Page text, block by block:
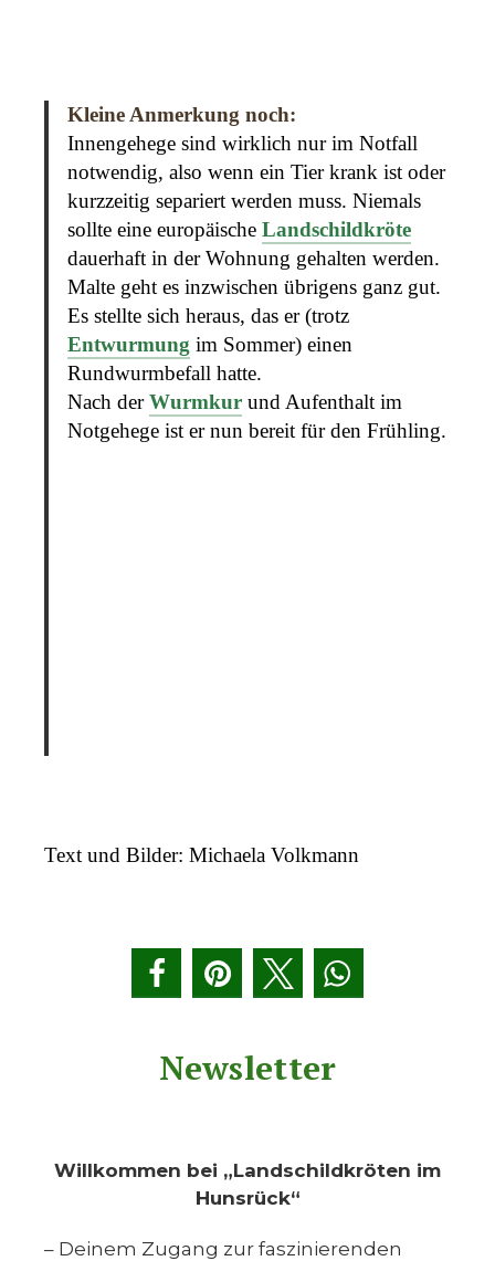
Kleine Anmerkung noch:
Innengehege sind wirklich nur im Notfall
notwendig, also wenn ein Tier krank ist oder
kurzzeitig separiert werden muss. Niemals
sollte eine europäische Landschildkröte
dauerhaft in der Wohnung gehalten werden.
Malte geht es inzwischen übrigens ganz gut.
Es stellte sich heraus, das er (trotz
Entwurmung im Sommer) einen
Rundwurmbefall hatte.
Nach derWurmkur und Aufenthalt im
Notgehege ist er nun bereit für den Frühling.
Text und Bilder: Michaela Volkmann
Newsletter
Willkommen bei „Landschildkröten im
Hunsrück“
– Deinem Zugang zur faszinierenden